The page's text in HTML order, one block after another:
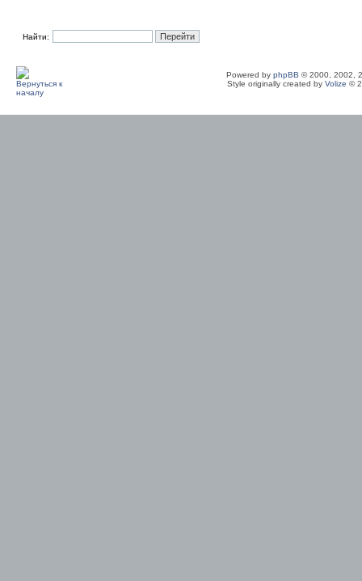
Найти:
Powered by phpBB © 2000, 2002,
Style originally created by Volize ©